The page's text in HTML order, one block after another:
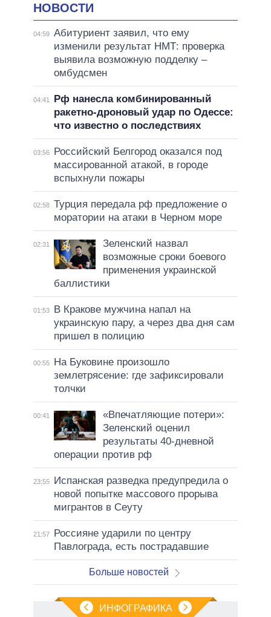
НОВОСТИ
04:59 Абитуриент заявил, что ему
изменили результат НМТ: проверка
выявила возможную подделку –
омбудсмен
04:41
Рф нанесла комбинированный
ракетно-дроновый удар по Одессе:
что известно о последствиях
03:56
Российский Белгород оказался под
массированной атакой, в городе
вспыхнули пожары
02:58 Турция передала рф предложение о
моратории на атаки в Черном море
02:31
Зеленский назвал
возможные сроки боевого
применения украинской
баллистики
01:53
В Кракове мужчина напал на
украинскую пару, а через два дня сам
пришел в полицию
00:55
На Буковине произошло
землетрясение: где зафиксировали
толчки
00:41
«Впечатляющие потери»:
Зеленский оценил
результаты 40-дневной
операции против рф
23:55
Испанская разведка предупредила о
новой попытке массового прорыва
мигрантов в Сеуту
21:57
Россияне ударили по центру
Павлограда, есть пострадавшие
Больше новостей
ИНФОГРАФИКА